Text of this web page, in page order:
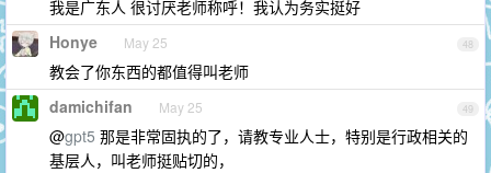
我是广东人 很讨厌老师称呼！我认为务实挺好
48
Honye May 25
教会了你东西的都值得叫老师
49
damichifan May 25
@gpt5 那是非常固执的了，请教专业人士，特别是行政相关的
基层人，叫老师挺贴切的，